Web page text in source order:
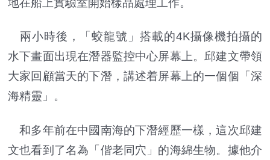
地在船上實驗室開始樣品處理工作。
兩小時後，「蛟龍號」搭載的4K攝像機拍攝的
水下畫面出現在潛器監控中心屏幕上。邱建文帶領
大家回顧當天的下潛，講述着屏幕上的一個個「深
海精靈」。
和多年前在中國南海的下潛經歷一樣，這次邱建
文也看到了名為「偕老同穴」的海綿生物。據他介